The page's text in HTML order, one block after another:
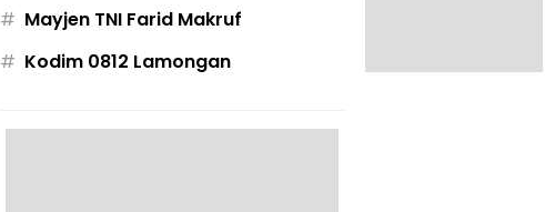
# Mayjen TNI Farid Makruf
# Kodim 0812 Lamongan